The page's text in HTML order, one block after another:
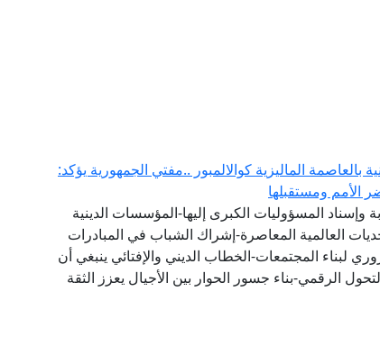
بالعاصمة الماليزية كوالالمبور ..مفتي الجمهورية يؤكد:
الأمم ومستقبلها
وإسناد المسؤوليات الكبرى إليها-المؤسسات الدينية
العالمية المعاصرة-إشراك الشباب في المبادرات
لبناء المجتمعات-الخطاب الديني والإفتائي ينبغي أن
الرقمي-بناء جسور الحوار بين الأجيال يعزز الثقة